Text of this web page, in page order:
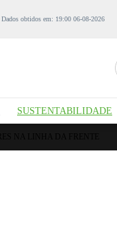
Dados obtidos em: 19:00 06-08-2026
SUSTENTABILIDADE